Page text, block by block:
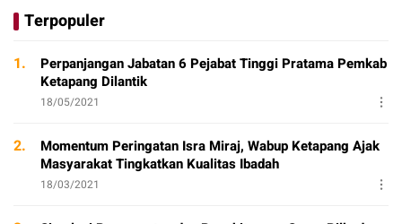
Terpopuler
1.
Perpanjangan Jabatan 6 Pejabat Tinggi Pratama Pemkab
Ketapang Dilantik
18/05/2021
2.
Momentum Peringatan Isra Miraj, Wabup Ketapang Ajak
Masyarakat Tingkatkan Kualitas Ibadah
18/03/2021